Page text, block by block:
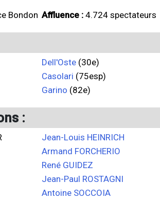
Bondon Affluence : 4.724 spectateurs
Dell'Oste (30e)
Casolari (75esp)
Garino (82e)
:
Jean-Louis HEINRICH
Armand FORCHERIO
René GUIDEZ
Jean-Paul ROSTAGNI
Antoine SOCCOIA